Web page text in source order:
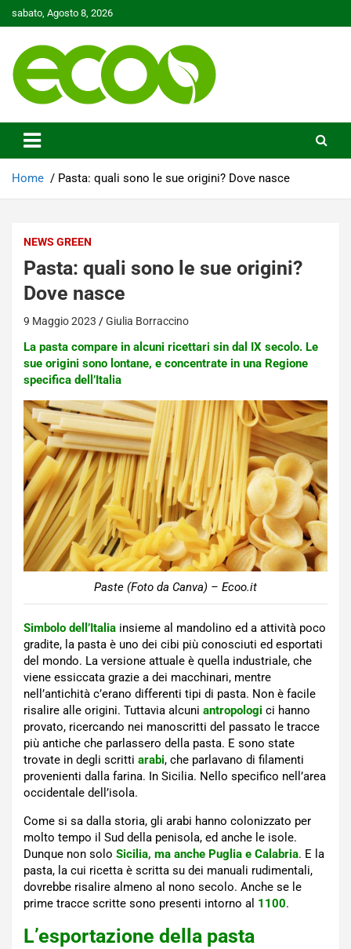
to
sabato, Agosto 8, 2026
Ecoo.it
Home Pasta: quali sono le sue origini? Dove nasce
NEWS GREEN
Pasta: quali sono le sue origini?
Dove nasce
9 Maggio 2023 Giulia Borraccino
La pasta compare in alcuni ricettari sin dal IX secolo. Le
sue origini sono lontane, e concentrate in una Regione
specifica dell’Italia
Paste (Foto da Canva) – Ecoo.it
Simbolo dell’Italia insieme al mandolino ed a attività poco
gradite, la pasta è uno dei cibi più conosciuti ed esportati
del mondo. La versione attuale è quella industriale, che
viene essiccata grazie a dei macchinari, mentre
nell’antichità c’erano differenti tipi di pasta. Non è facile
risalire alle origini. Tuttavia alcuni antropologi ci hanno
provato, ricercando nei manoscritti del passato le tracce
più antiche che parlassero della pasta. E sono state
trovate in degli scritti arabi, che parlavano di filamenti
provenienti dalla farina. In Sicilia. Nello specifico nell’area
occidentale dell’isola.
Come si sa dalla storia, gli arabi hanno colonizzato per
molto tempo il Sud della penisola, ed anche le isole.
Dunque non solo Sicilia, ma anche Puglia e Calabria. E la
pasta, la cui ricetta è scritta su dei manuali rudimentali,
dovrebbe risalire almeno al nono secolo. Anche se le
prime tracce scritte sono presenti intorno al 1100.
L’esportazione della pasta